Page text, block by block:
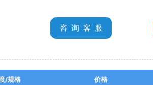
咨 询 客 服
/规格 价格